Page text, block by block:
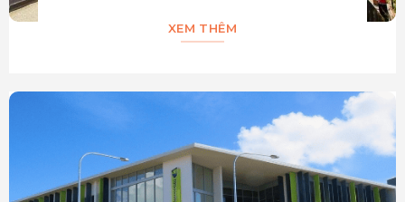
XEM THÊM